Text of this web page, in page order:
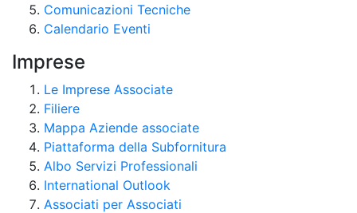
Comunicazioni Tecniche
Calendario Eventi
Imprese
Le Imprese Associate
Filiere
Mappa Aziende associate
Piattaforma della Subfornitura
Albo Servizi Professionali
International Outlook
Associati per Associati